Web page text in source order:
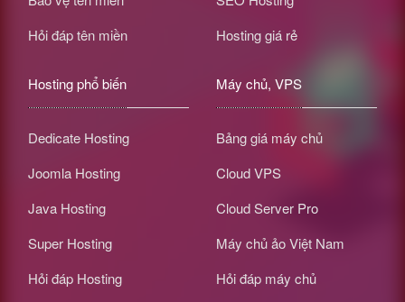
Hỏi đáp tên miền
Hosting giá rẻ
Hosting phổ biến
Dedicate Hosting
Joomla Hosting
Java Hosting
Super Hosting
Hỏi đáp Hosting
Máy chủ, VPS
Bảng giá máy chủ
Cloud VPS
Cloud Server Pro
Máy chủ ảo Việt Nam
Hỏi đáp máy chủ